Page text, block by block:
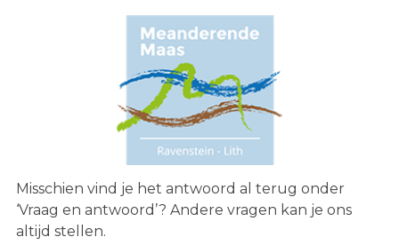
Misschien vind je het antwoord al terug onder
‘Vraag en antwoord’? Andere vragen kan je ons
altijd stellen.